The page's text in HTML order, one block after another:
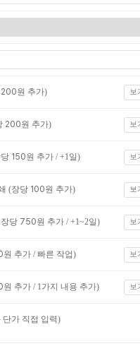
200원 추가) 보
200원 추가) 보
150원 추가 / +1일) 보
(장당 100원 추가) 보
당 750원 추가 / +1~2일) 보
원 추가 / 빠른 작업) 보
원 추가 / 1가지 내용 추가) 보
단가 직접 입력)